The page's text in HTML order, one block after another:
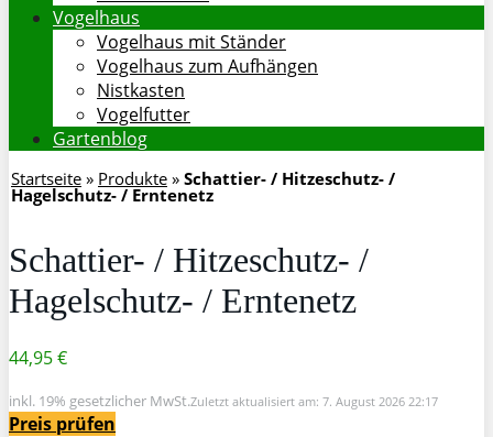
Vogelhaus
Vogelhaus mit Ständer
Vogelhaus zum Aufhängen
Nistkasten
Vogelfutter
Gartenblog
Startseite » Produkte » Schattier- / Hitzeschutz- /
Hagelschutz- / Erntenetz
Schattier- / Hitzeschutz- /
Hagelschutz- / Erntenetz
44,95 €
inkl. 19% gesetzlicher MwSt.Zuletzt aktualisiert am: 7. August 2026 22:17
Preis prüfen